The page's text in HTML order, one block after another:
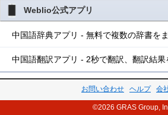
Weblio公式アプリ
中国語辞典アプリ - 無料で複数の辞書を
中国語翻訳アプリ - 2秒で翻訳、翻訳結
お問い合わせ ヘルプ 会
©2026 GRAS Group,